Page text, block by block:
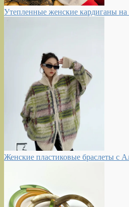
Утепленные женские кардиганы на
Женские пластиковые браслеты с